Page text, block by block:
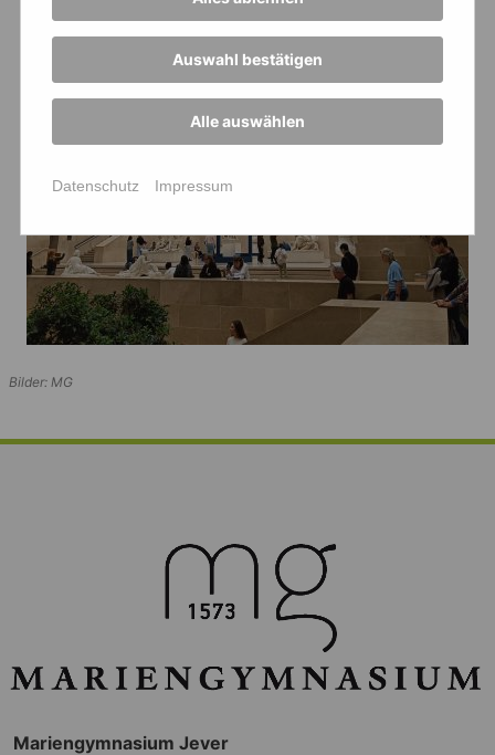
Bilder: MG
Mariengymnasium Jever
Auswahl bestätigen
Alle auswählen
Datenschutz Impressum